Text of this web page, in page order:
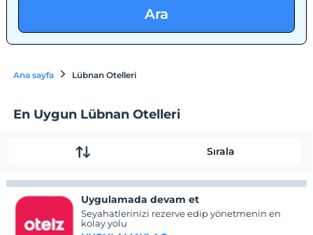
Ara
Ana sayfa Lübnan Otelleri
En Uygun Lübnan Otelleri
Sırala
Uygulamada devam et
Seyahatlerinizi rezerve edip yönetmenin en
kolay yolu